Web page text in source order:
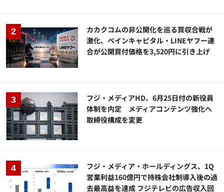
カカクコムの非公開化を巡る買収合戦が
激化、ベインキャピタル・LINEヤフー連
合が公開買付価格を3,520円に引き上げ
フジ・メディアHD、6月25日付の新役員
体制を内定 メディアコンテンツ強化へ
取締役構成を変更
フジ・メディア・ホールディングス、1Q
営業利益160億円で持株会社制導入後の過
去最高益を達成 フジテレビの広告収入回